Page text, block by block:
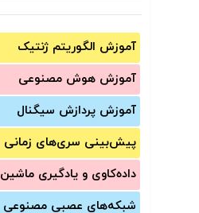
آموزش الگوریتم ژنتیک
آموزش‌ هوش مصنوعی
آموزش‌ پردازش سیگنال
پیش‌‌بینی سری‌‌های زمانی
داده‌کاوی و یادگیری ماشین
شبکه‌های عصبی مصنوعی